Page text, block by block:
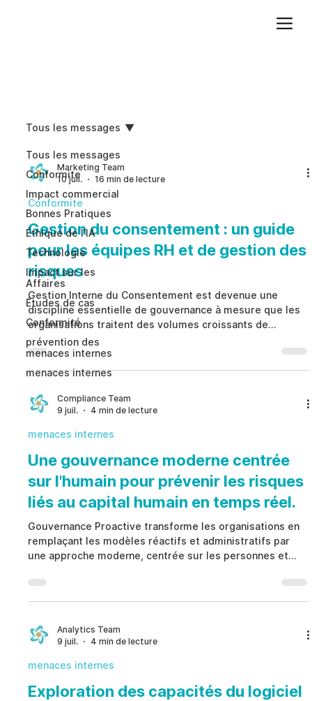
Tous les messages
Conformite
Impact commercial
Bonnes Pratiques
Éthique de l’IA
Technologie
Impact sur les
Affaires
Études de cas
Conformité
prévention des
menaces internes
menaces internes
Tous les messages
Marketing Team
10 juil.
16 min de lecture
Conformite
Gestion du consentement : un guide
pour les équipes RH et de gestion des
risques
Gestion Interne du Consentement est devenue une
discipline essentielle de gouvernance à mesure que les
organisations traitent des volumes croissants de
données sensibles concernant leurs collaborateurs dans
les domaines des ressources humaines, de la
conformité, des enquêtes internes, de la sécurité et des
comme un simple formulaire signé une seule fois,
Gestion Interne du Consentement établit un cadre
Compliance Team
9 juil.
4 min de lecture
menaces internes
Une gouvernance moderne centrée
sur l'humain pour prévenir les risques
liés au capital humain en temps réel.
Gouvernance Proactive transforme les organisations en
remplaçant les modèles réactifs et administratifs par
une approche moderne, centrée sur les personnes et
réel. Au lieu d’intervenir uniquement après qu’un incident
se soit produit, Gouvernance Proactive permet
d’automatiser les processus de gouvernance, de
renforcer la prise de décision éthique et de maintenir la
Analytics Team
9 juil.
4 min de lecture
menaces internes
Exploration des capacités du logiciel